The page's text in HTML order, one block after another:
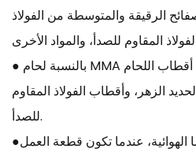
الرقيقة والمتوسطة من الفولاذ
● بالنسبة لحام MMA أو اللحام، يمكن استخدام أقطاب اللحام
الزهر، وأقطاب الفولاذ المقاوم
للصدأ.
●بالنسبة للقطع بقوس البلازما الهوائية، عندما تكون قطعة العمل